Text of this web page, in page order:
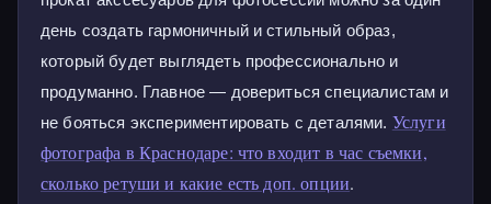
день создать гармоничный и стильный образ,
который будет выглядеть профессионально и
продуманно. Главное — довериться специалистам и
не бояться экспериментировать с деталями. Услуги
фотографа в Краснодаре: что входит в час съемки,
сколько ретуши и какие есть доп. опции.